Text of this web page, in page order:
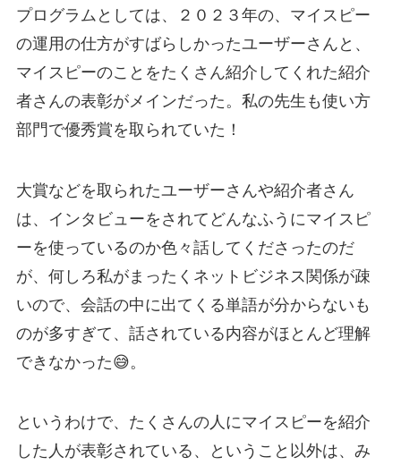
プログラムとしては、２０２３年の、マイスピー
の運用の仕方がすばらしかったユーザーさんと、
マイスピーのことをたくさん紹介してくれた紹介
者さんの表彰がメインだった。私の先生も使い方
部門で優秀賞を取られていた！
大賞などを取られたユーザーさんや紹介者さん
は、インタビューをされてどんなふうにマイスピ
ーを使っているのか色々話してくださったのだ
が、何しろ私がまったくネットビジネス関係が疎
いので、会話の中に出てくる単語が分からないも
のが多すぎて、話されている内容がほとんど理解
できなかった😅。
というわけで、たくさんの人にマイスピーを紹介
した人が表彰されている、ということ以外は、み